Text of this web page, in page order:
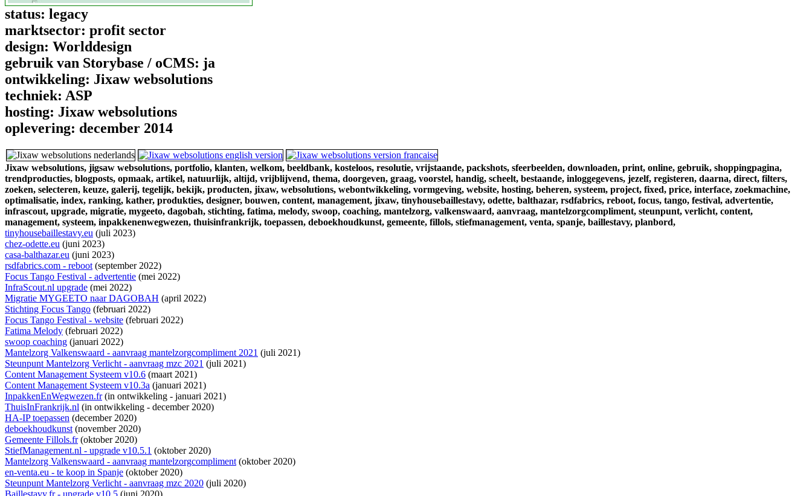
status: legacy
marktsector: profit sector
design: Worlddesign
gebruik van Storybase / oCMS: ja
ontwikkeling: Jixaw websolutions
techniek: ASP
hosting: Jixaw websolutions
oplevering: december 2014
Jixaw websolutions, jigsaw websolutions, portfolio, klanten, welkom, beeldbank, kosteloos, resolutie, vrijstaande, packshots, sfeerbeelden, downloaden, print, online, gebruik, shoppingpagina,
trendproducties, blogposts, opmaak, artikel, natuurlijk, altijd, vrijblijvend, thema, doorgeven, graag, voorstel, handig, scheelt, bestaande, inloggegevens, jezelf, registeren, daarna, direct, filters,
zoeken, selecteren, keuze, galerij, tegelijk, bekijk, producten, jixaw, websolutions, webontwikkeling, vormgeving, website, hosting, beheren, systeem, project, fixed, price, interface, zoekmachine,
optimalisatie, index, ranking, kather, produkties, designer, bouwen, content, management, jixaw, tinyhousebaillestavy, odette, balthazar, rsdfabrics, reboot, focus, tango, festival, advertentie,
infrascout, upgrade, migratie, mygeeto, dagobah, stichting, fatima, melody, swoop, coaching, mantelzorg, valkenswaard, aanvraag, mantelzorgcompliment, steunpunt, verlicht, content,
management, systeem, inpakkenenwegwezen, thuisinfrankrijk, toepassen, deboekhoudkunst, gemeente, fillols, stiefmanagement, venta, spanje, baillestavy, planbord,
tinyhousebaillestavy.eu (juli 2023)
chez-odette.eu (juni 2023)
casa-balthazar.eu (juni 2023)
rsdfabrics.com - reboot(september 2022)
Focus Tango Festival - advertentie (mei 2022)
InfraScout.nl upgrade (mei 2022)
Migratie MYGEETO naar DAGOBAH (april 2022)
Stichting Focus Tango (februari 2022)
Focus Tango Festival - website (februari 2022)
Fatima Melody (februari 2022)
swoop coaching (januari 2022)
Mantelzorg Valkenswaard - aanvraag mantelzorgcompliment 2021 (juli 2021)
Steunpunt Mantelzorg Verlicht - aanvraag mzc 2021 (juli 2021)
Content Management Systeem v10.6 (maart 2021)
Content Management Systeem v10.3a (januari 2021)
InpakkenEnWegwezen.fr(in ontwikkeling - januari 2021)
ThuisInFrankrijk.nl (in ontwikkeling - december 2020)
HA-IP toepassen (december 2020)
deboekhoudkunst(november 2020)
Gemeente Fillols.fr(oktober 2020)
StiefManagement.nl - upgrade v10.5.1 (oktober 2020)
Mantelzorg Valkenswaard - aanvraag mantelzorgcompliment(oktober 2020)
en-venta.eu - te koop in Spanje (oktober 2020)
Steunpunt Mantelzorg Verlicht - aanvraag mzc 2020 (juli 2020)